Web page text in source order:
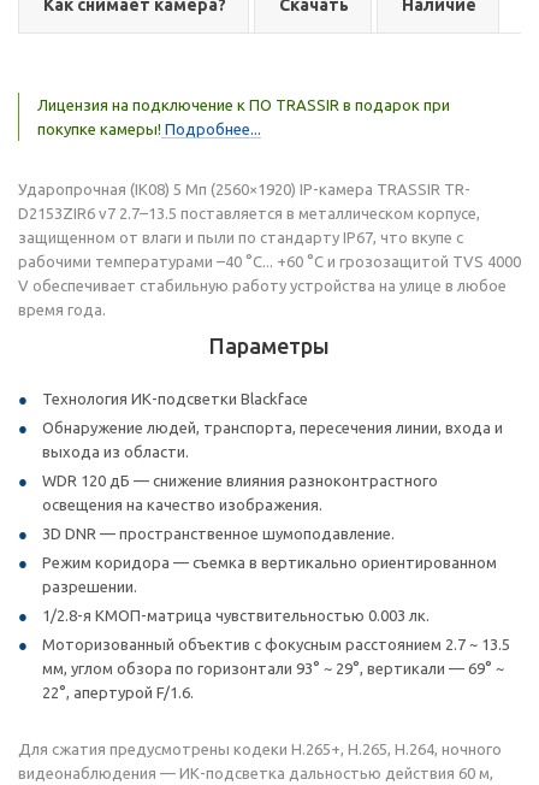
Как снимает камера? Скачать Наличие
Лицензия на подключение к ПО TRASSIR в подарок при
покупке камеры! Подробнее...
Ударопрочная (IK08) 5 Мп (2560×1920) IP-камера TRASSIR TR-
D2153ZIR6 v7 2.7–13.5 поставляется в металлическом корпусе,
защищенном от влаги и пыли по стандарту IP67, что вкупе с
рабочими температурами –40 °C... +60 °C и грозозащитой TVS 4000
V обеспечивает стабильную работу устройства на улице в любое
время года.
Параметры
Технология ИК-подсветки Blackface
Обнаружение людей, транспорта, пересечения линии, входа и
выхода из области.
WDR 120 дБ — снижение влияния разноконтрастного
освещения на качество изображения.
3D DNR — пространственное шумоподавление.
Режим коридора — съемка в вертикально ориентированном
разрешении.
1/2.8-я КМОП-матрица чувствительностью 0.003 лк.
Моторизованный объектив с фокусным расстоянием 2.7 ~ 13.5
мм, углом обзора по горизонтали 93° ~ 29°, вертикали — 69° ~
22°, апертурой F/1.6.
Для сжатия предусмотрены кодеки H.265+, H.265, H.264, ночного
видеонаблюдения — ИК-подсветка дальностью действия 60 м,